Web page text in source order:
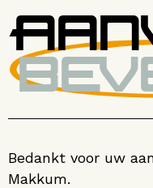
Bedankt voor uw
Makkum.